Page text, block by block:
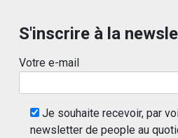
S'inscrire à la
Votre e-mail
Je souhaite recevoir, par
newsletter de people au